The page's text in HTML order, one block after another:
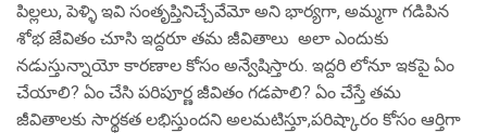
పిల్లలు, పెళ్ళి ఇవి సంతృప్తినిచ్చేవేమో అని భార్యగా, అమ్మగా గడిపిన
శోభ జేవితం చూసి ఇద్దరూ తమ జీవితాలు అలా ఎందుకు
నడుస్తున్నాయో కారణాల కోసం అన్వేషిస్తారు. ఇద్దరి లోనూ ఇకపై ఏం
చేయాలి? ఏం చేసి పరిపూర్ణ జీవితం గడపాలి? ఏం చేస్తే తమ
జీవితాలకు సార్థకత లభిస్తుందని అలమటిస్తూ,పరిష్కారం కోసం ఆర్తిగా